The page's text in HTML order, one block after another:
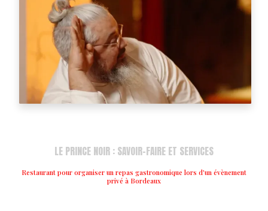
LE PRINCE NOIR : SAVOIR-FAIRE ET SERVICES
Restaurant pour organiser un repas gastronomique lors d'un évènement
privé à Bordeaux